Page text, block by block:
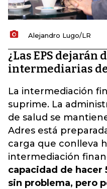
Alejandro Lugo/LR
¿Las EPS dejarán
intermediarias
La intermediación
suprime. La
de salud se
Adres está
carga que conlleva
intermediación
capacidad de
sin problema, pero